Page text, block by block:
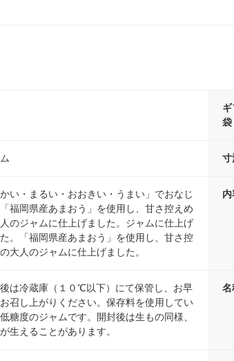
袋
寸
かい・まるい・おおきい・うまい」でおなじ
福岡県産あまおう」を使用し、甘さ控えめ
のジャムに仕上げました。ジャムに仕上げ
。「福岡県産あまおう」を使用し、甘さ控
大人のジャムに仕上げました。
は冷蔵庫（１０℃以下）にて保管し、お早
召し上がりください。保存料を使用してい
糖度のジャムです。開封後は生もの同様、
生えることがあります。
名